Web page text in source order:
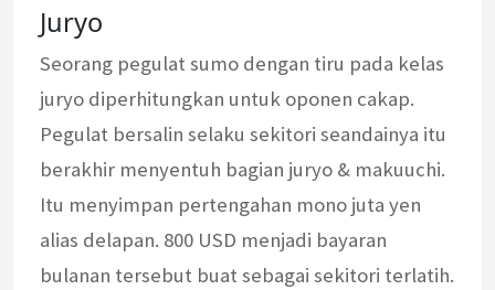
Juryo
Seorang pegulat sumo dengan tiru pada kelas
juryo diperhitungkan untuk oponen cakap.
Pegulat bersalin selaku sekitori seandainya itu
berakhir menyentuh bagian juryo & makuuchi.
Itu menyimpan pertengahan mono juta yen
alias delapan. 800 USD menjadi bayaran
bulanan tersebut buat sebagai sekitori terlatih.